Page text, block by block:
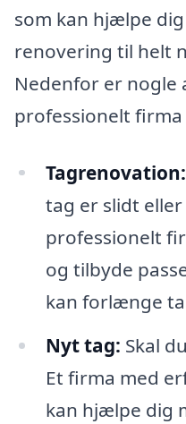
som kan hjælpe
renovering til helt
Nedenfor er nogle
professionelt firma
Tagrenovation:
tag er slidt
professionelt
og tilbyde
kan forlænge
Nyt tag: Skal
Et firma med
kan hjælpe dig